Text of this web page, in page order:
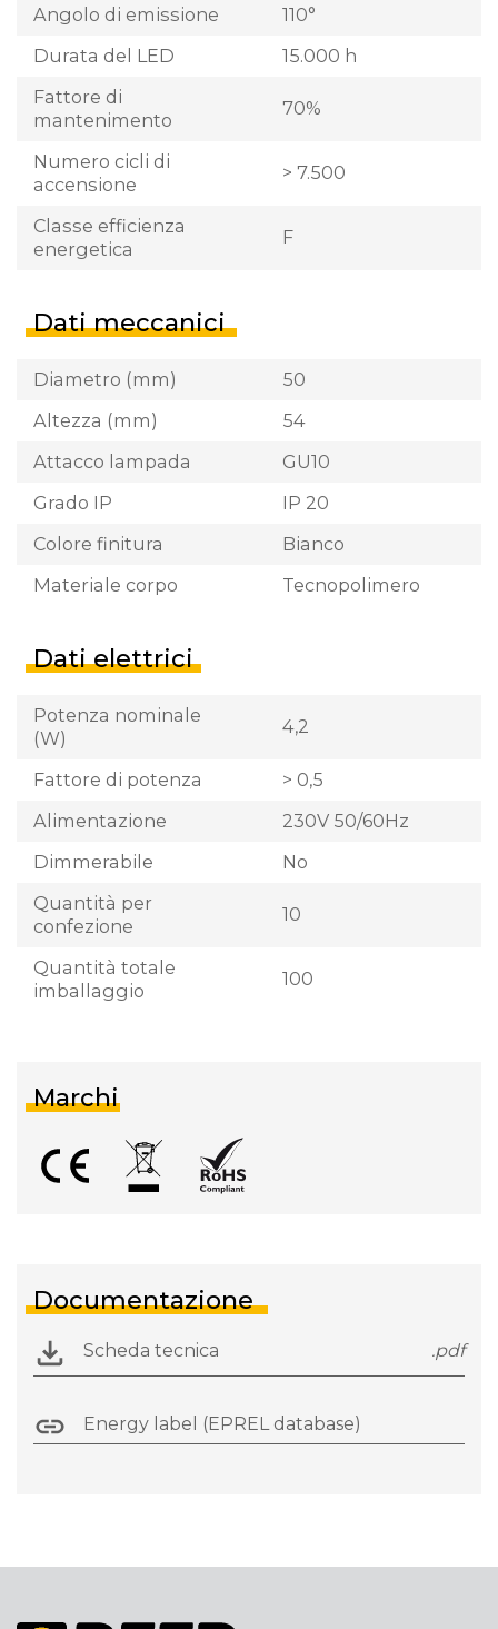
Angolo di emissione
110°
Durata del LED
15.000 h
Fattore di
mantenimento
70%
Numero cicli di
accensione
> 7.500
Classe efficienza
energetica
F
Dati meccanici
Diametro (mm)
50
Altezza (mm)
54
Attacco lampada
GU10
Grado IP
IP 20
Colore finitura
Bianco
Materiale corpo
Tecnopolimero
Dati elettrici
Potenza nominale
(W)
4,2
Fattore di potenza
> 0,5
Alimentazione
230V 50/60Hz
Dimmerabile
No
Quantità per
confezione
10
Quantità totale
imballaggio
100
Marchi
Documentazione
Scheda tecnica .pdf
Energy label (EPREL database)